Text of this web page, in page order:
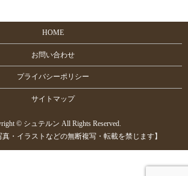
HOME
お問い合わせ
プライバシーポリシー
サイトマップ
© シュテルン All Rights Reserved.
真・イラストなどの無断複写・転載を禁じます】